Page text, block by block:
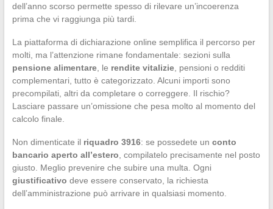
dell’anno scorso permette spesso di rilevare un’incoerenza
prima che vi raggiunga più tardi.
La piattaforma di dichiarazione online semplifica il percorso per
molti, ma l’attenzione rimane fondamentale: sezioni sulla
pensione alimentare, le rendite vitalizie, pensioni o redditi
complementari, tutto è categorizzato. Alcuni importi sono
precompilati, altri da completare o correggere. Il rischio?
Lasciare passare un’omissione che pesa molto al momento del
calcolo finale.
Non dimenticate il riquadro 3916: se possedete un conto
bancario aperto all’estero , compilatelo precisamente nel posto
giusto. Meglio prevenire che subire una multa. Ogni
giustificativo deve essere conservato, la richiesta
dell’amministrazione può arrivare in qualsiasi momento.